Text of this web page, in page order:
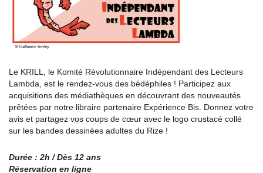
Le KRILL, le Komité Révolutionnaire Indépendant des Lecteurs
Lambda, est le rendez-vous des bédéphiles ! Participez aux
acquisitions des médiathèques en découvrant des nouveautés
prêtées par notre libraire partenaire Expérience Bis. Donnez votre
avis et partagez vos coups de cœur avec le logo crustacé collé
sur les bandes dessinées adultes du Rize !
Durée : 2h / Dès 12 ans
Réservation en ligne